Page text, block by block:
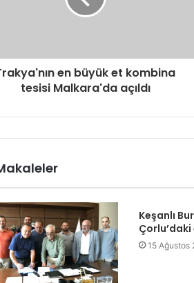
en büyük et kombina
tesisi Malkara'da açıldı
Keşanlı
15 Ağustos